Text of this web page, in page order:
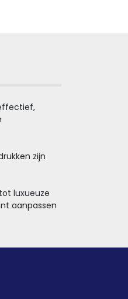
zijn
luxueuze
aanpassen